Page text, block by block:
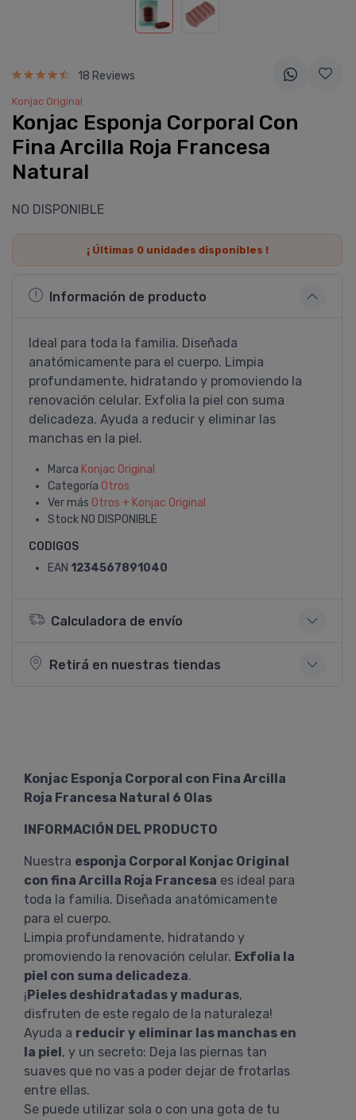
18 Reviews
Konjac Original
Konjac Esponja Corporal Con
Fina Arcilla Roja Francesa
Natural
NO DISPONIBLE
¡ Últimas 0unidades disponibles !
Información de producto
Ideal para toda la familia. Diseñada
anatómicamente para el cuerpo. Limpia
profundamente, hidratando y promoviendo la
renovación celular. Exfolia la piel con suma
delicadeza. Ayuda a reducir y eliminar las
manchas en la piel.
Marca Konjac Original
Categoría Otros
Ver más Otros + Konjac Original
Stock NO DISPONIBLE
CODIGOS
EAN 1234567891040
Calculadora de envío
Retirá en nuestras tiendas
Konjac Esponja Corporal con Fina Arcilla
Roja Francesa Natural 6 Olas
INFORMACIÓN DEL PRODUCTO
Nuestra esponja Corporal Konjac Original
con fina Arcilla Roja Francesa es ideal para
toda la familia. Diseñada anatómicamente
para el cuerpo.
Limpia profundamente, hidratando y
promoviendo la renovación celular. Exfolia la
piel con suma delicadeza.
¡Pieles deshidratadas y maduras,
disfruten de este regalo de la naturaleza!
Ayuda a reducir y eliminar las manchas en
la piel, y un secreto: Deja las piernas tan
suaves que no vas a poder dejar de frotarlas
entre ellas.
Se puede utilizar sola o con una gota de tu